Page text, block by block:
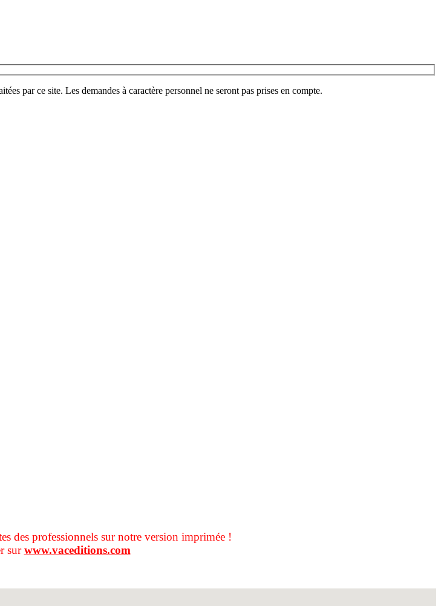
par ce site. Les demandes à caractère personnel ne seront pas prises en compte.
des professionnels sur notre version imprimée !
surwww.vaceditions.com